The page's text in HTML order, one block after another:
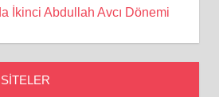
İkinci Abdullah Avcı Dönemi